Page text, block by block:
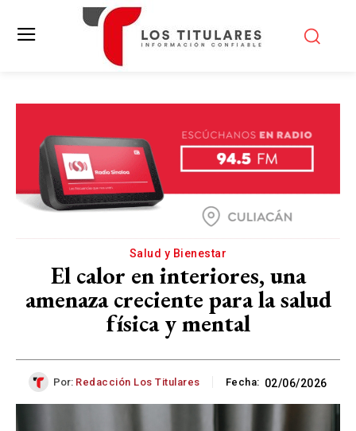
Salud y Bienestar
El calor en interiores, una
amenaza creciente para la salud
física y mental
Por: Redacción Los Titulares Fecha: 02/06/2026